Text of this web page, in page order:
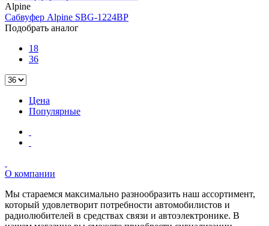
Alpine
Сабвуфер Alpine SBG-1224BP
Подобрать аналог
18
36
Цена
Популярные
О компании
Мы стараемся максимально разнообразить наш ассортимент,
который удовлетворит потребности автомобилистов и
радиолюбителей в средствах связи и автоэлектронике. В